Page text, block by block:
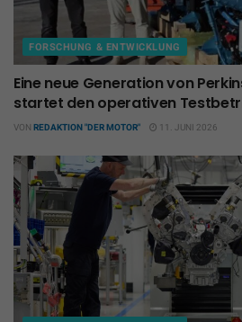
FORSCHUNG & ENTWICKLUNG
Eine neue Generation von
startet den operativen
VON REDAKTION "DER MOTOR" 11. JUNI 2026